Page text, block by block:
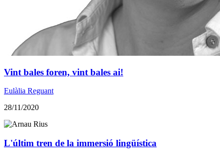
Vint bales foren, vint bales ai!
Eulàlia Reguant
28/11/2020
​L'últim tren de la immersió lingüística